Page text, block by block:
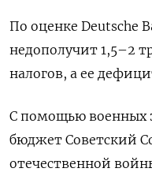
По оценке Deutsche
недополучит 1,5–2
налогов, а ее
С помощью военных
бюджет Советский
отечественной